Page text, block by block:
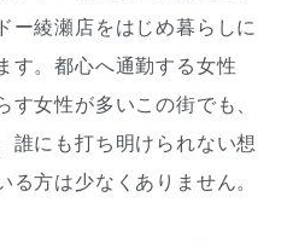
ー綾瀬店をはじめ暮らしに
す。都心へ通勤する女性
す女性が多いこの街でも、
誰にも打ち明けられない想
る方は少なくありません。